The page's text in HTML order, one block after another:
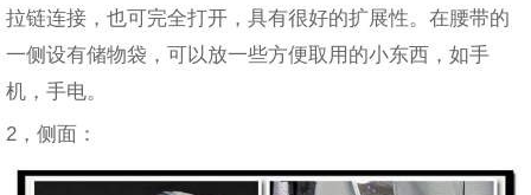
拉链连接，也可完全打开，具有很好的扩展性。在腰带的
一侧设有储物袋，可以放一些方便取用的小东西，如手
机，手电。
2，侧面：